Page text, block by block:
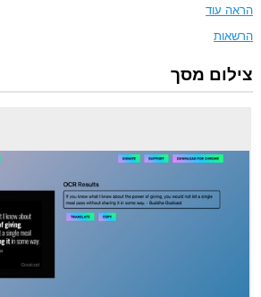
הראה עוד
הרשאות
הרחבה
זו
האינטרנט.
צילום מסך